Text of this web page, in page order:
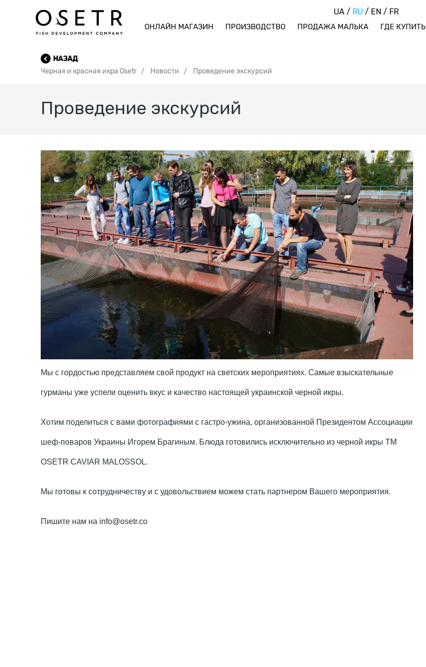
ОНЛАЙН МАГАЗИН ПРОИЗВОДСТВО ПРОДАЖА МАЛЬКА ГДЕ КУПИТЬ
UA / RU / EN / FR
НАЗАД
Черная и красная икра Osetr
Новости Проведение экскурсий
Проведение экскурсий
Мы с гордостью представляем свой продукт на светских мероприятиях. Самые взыскательные
гурманы уже успели оценить вкус и качество настоящей украинской черной икры.
Хотим поделиться с вами фотографиями с гастро-ужина, организованной Президентом Ассоциации
шеф-поваров Украины Игорем Брагиным. Блюда готовились исключительно из черной икры ТМ
OSETR CAVIAR MALOSSOL.
Мы готовы к сотрудничеству и с удовольствием можем стать партнером Вашего мероприятия.
Пишите нам на info@osetr.co